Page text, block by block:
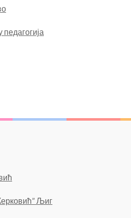
Љиг